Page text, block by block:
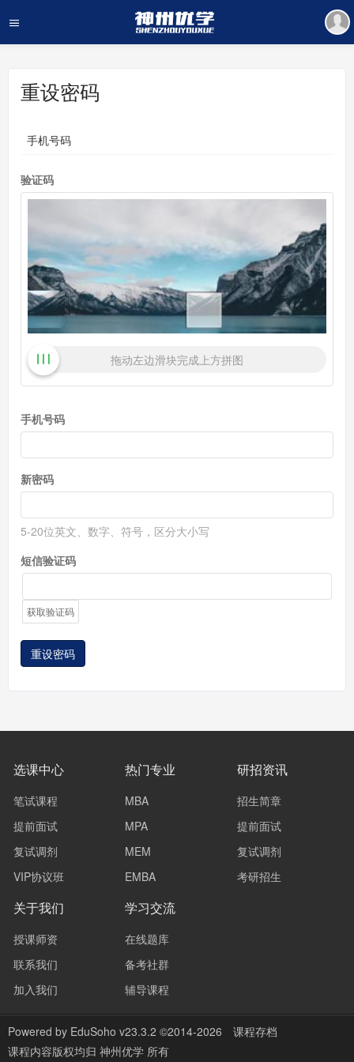
重设密码
手机号码
验证码
拖动左边滑块完成上方拼图
手机号码
新密码
5-20位英文、数字、符号，区分大小写
短信验证码
获取验证码
重设密码
选课中心
笔试课程
提前面试
复试调剂
VIP协议班
热门专业
MBA
MPA
MEM
EMBA
研招资讯
招生简章
提前面试
复试调剂
考研招生
关于我们
授课师资
联系我们
加入我们
学习交流
在线题库
备考社群
辅导课程
Powered by EduSoho v23.3.2 ©2014-2026
课程存档
课程内容版权均归 神州优学 所有